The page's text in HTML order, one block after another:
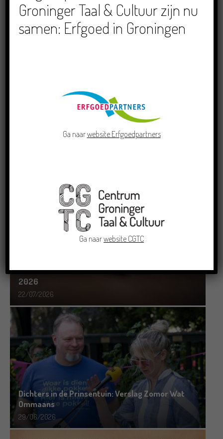
Dichters in de Prinsentuin: Verslag
kinderboek met Groningse liedjes en
verhalen
Doe mee aan de Pervinzioale Schriefwedstried
2026
22/07/2026
Dichters in de Prinsentuin: Verslag Zomor Wat
Ommaans
29/06/2026
Groninger Taal & Cultuur zijn nu
samen: Erfgoed in Groningen
Ga naarwebsite Erfgoedpartners
Ga naarwebsite CGTC